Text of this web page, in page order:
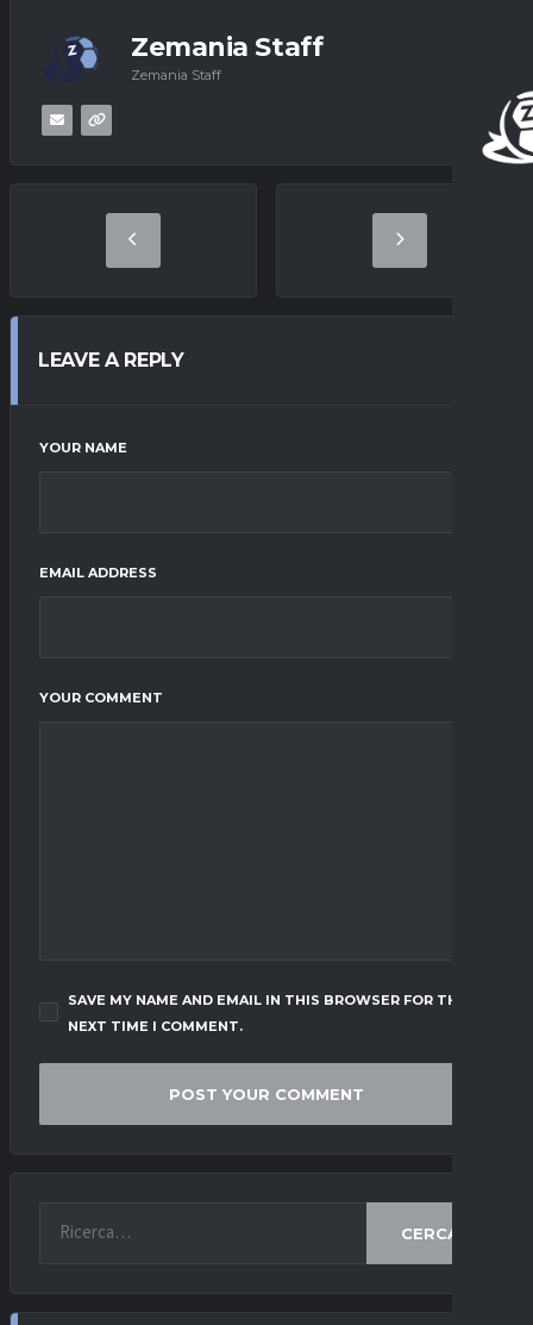
Zemania Staff
Zemania Staff
LEAVE A REPLY
YOUR NAME
EMAIL ADDRESS
YOUR COMMENT
SAVE MY NAME AND EMAIL IN THIS BROWSER FOR THE
NEXT TIME I COMMENT.
CERCA